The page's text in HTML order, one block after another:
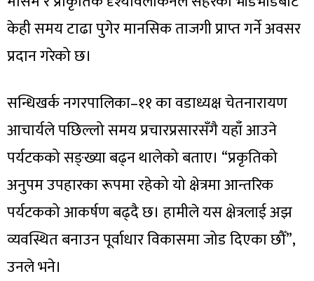
केही समय टाढा पुगेर मानसिक ताजगी प्राप्त गर्ने अवसर
प्रदान गरेको छ।
सन्धिखर्क नगरपालिका–११ का वडाध्यक्ष चेतनारायण
आचार्यले पछिल्लो समय प्रचारप्रसारसँगै यहाँ आउने
पर्यटकको सङ्ख्या बढ्न थालेको बताए। “प्रकृतिको
अनुपम उपहारका रूपमा रहेको यो क्षेत्रमा आन्तरिक
पर्यटकको आकर्षण बढ्दै छ। हामीले यस क्षेत्रलाई अझ
व्यवस्थित बनाउन पूर्वाधार विकासमा जोड दिएका छौँ”,
उनले भने।